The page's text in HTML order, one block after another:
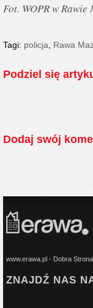
Fot. WOPR w Rawie
Tagi: policja Rawa
Podziel się
Dodaj swój
www.erawa.pl - Dobra
ZNAJDŹ NAS